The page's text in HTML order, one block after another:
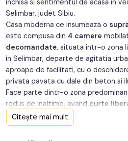
Structura rezistenta:
Regim inaltime:
Orientare:
inchisa si sentimentul de acasa in
Selimbar, judet Sibiu.
Casa moderna ce insumeaza o
este compusa din 4 camere
decomandate, situata intr-o zona
in Selimbar, departe de agitatia
aproape de facilitati, cu o
privata pavata cu dale din beton si
Face parte dintr-o zona
redus de inaltime, avand curte
Imobilul este de tip individual, a fost
o structura foarte bine gandita pe
Citește mai mult